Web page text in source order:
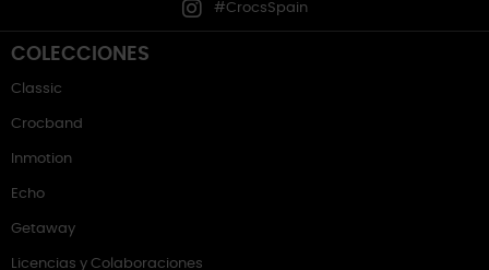
#CrocsSpain
COLECCIONES
Classic
Crocband
Inmotion
Echo
Getaway
Licencias y Colaboraciones